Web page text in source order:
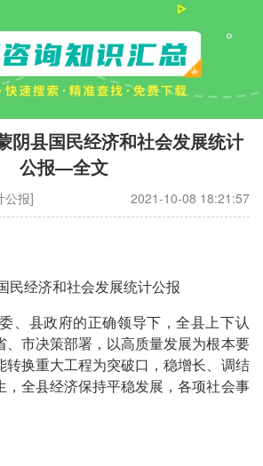
阴县国民经济和社会发展统计
公报—全文
公报] 2021-10-08 18:21:57
经济和社会发展统计公报
县政府的正确领导下，全县上下认
、市决策部署，以高质量发展为根本要
转换重大工程为突破口，稳增长、调结
，全县经济保持平稳发展，各项社会事